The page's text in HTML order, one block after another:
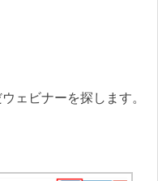
ェビナーを探します。